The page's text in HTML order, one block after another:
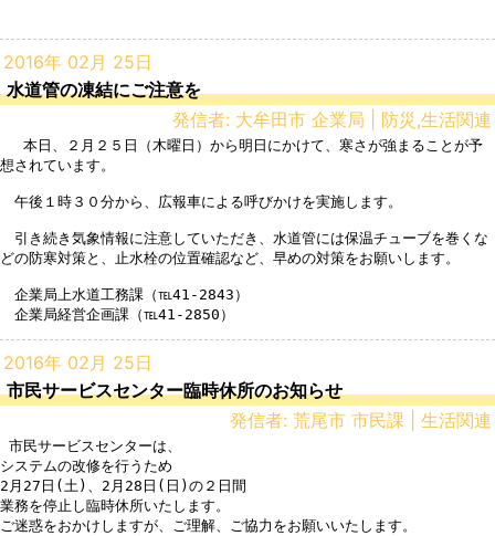
2016年 02月 25日
水道管の凍結にご注意を
発信者: 大牟田市 企業局 | 防災,生活関連
想されています。
午後１時３０分から、広報車による呼びかけを実施します。
引き続き気象情報に注意していただき、水道管には保温チューブを巻くな
どの防寒対策と、止水栓の位置確認など、早めの対策をお願いします。
企業局上水道工務課（℡41-2843）
企業局経営企画課（℡41-2850）
2016年 02月 25日
市民サービスセンター臨時休所のお知らせ
発信者: 荒尾市 市民課 | 生活関連
システムの改修を行うため
2月27日(土)、2月28日(日)の２日間
業務を停止し臨時休所いたします。
ご迷惑をおかけしますが、ご理解、ご協力をお願いいたします。